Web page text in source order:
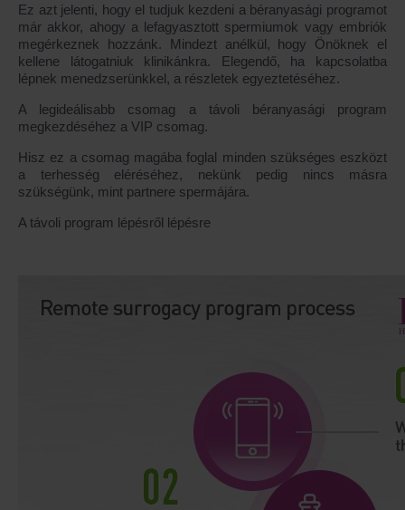
Ez azt jelenti, hogy el tudjuk kezdeni a béranyasági programot
már akkor, ahogy a lefagyasztott spermiumok vagy embriók
megérkeznek hozzánk. Mindezt anélkül, hogy Önöknek el
kellene látogatniuk klinikánkra. Elegendő, ha kapcsolatba
lépnek menedzserünkkel, a részletek egyeztetéséhez.
A legideálisabb csomag a távoli béranyasági program
megkezdéséhez a VIP csomag.
Hisz ez a csomag magába foglal minden szükséges eszközt
a terhesség eléréséhez, nekünk pedig nincs másra
szükségünk, mint partnere spermájára.
A távoli program lépésről lépésre